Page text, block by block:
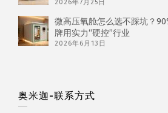
2026年7月25日
微高压氧舱怎么选不踩坑？
牌用实力“硬控”行业
2026年6月13日
奥米迦-联系方式